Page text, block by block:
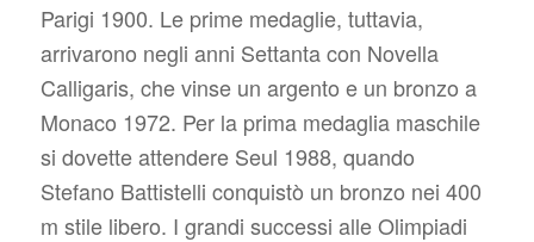
Parigi 1900. Le prime medaglie, tuttavia,
arrivarono negli anni Settanta con Novella
Calligaris, che vinse un argento e un bronzo a
Monaco 1972. Per la prima medaglia maschile
si dovette attendere Seul 1988, quando
Stefano Battistelli conquistò un bronzo nei 400
m stile libero. I grandi successi alle Olimpiadi